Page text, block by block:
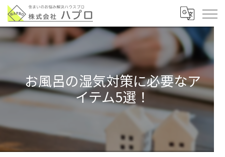
お風呂の湿気対策に必要なア
イテム5選！